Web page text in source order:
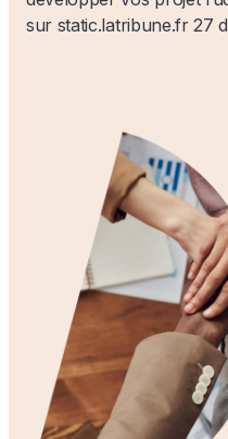
sur static.latribune.fr 27